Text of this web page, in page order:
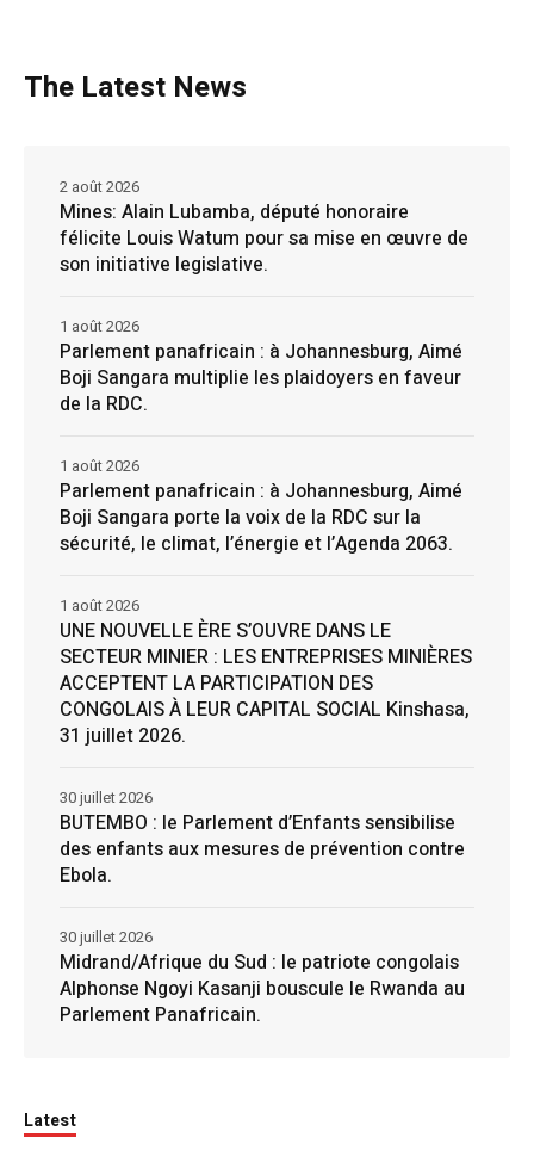
The Latest News
Mines: Alain Lubamba, député honoraire
félicite Louis Watum pour sa mise en œuvre de
son initiative legislative.
2 août 2026
Parlement panafricain : à Johannesburg, Aimé
Boji Sangara multiplie les plaidoyers en faveur
de la RDC.
1 août 2026
Parlement panafricain : à Johannesburg, Aimé
Boji Sangara porte la voix de la RDC sur la
sécurité, le climat, l’énergie et l’Agenda 2063.
1 août 2026
UNE NOUVELLE ÈRE S’OUVRE DANS LE
SECTEUR MINIER : LES ENTREPRISES MINIÈRES
ACCEPTENT LA PARTICIPATION DES
CONGOLAIS À LEUR CAPITAL SOCIAL Kinshasa,
31 juillet 2026.
1 août 2026
BUTEMBO : le Parlement d’Enfants sensibilise
des enfants aux mesures de prévention contre
Ebola.
30 juillet 2026
Midrand/Afrique du Sud : le patriote congolais
Alphonse Ngoyi Kasanji bouscule le Rwanda au
Parlement Panafricain.
30 juillet 2026
Latest